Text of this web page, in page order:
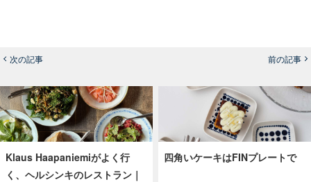
次の記事 前の記事
Klaus Haapaniemiがよく行
く、ヘルシンキのレストラン｜
四角いケーキはFINプレートで